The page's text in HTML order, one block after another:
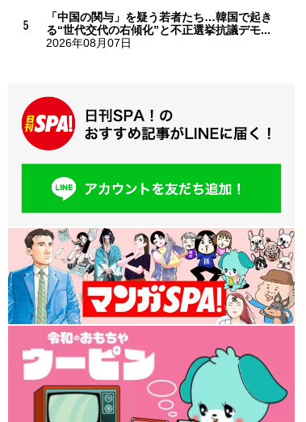
「中国の関与」を疑う若者たち…韓国で起き
る“世代交代の右傾化”と不正選挙抗議デモ...
2026年08月07日